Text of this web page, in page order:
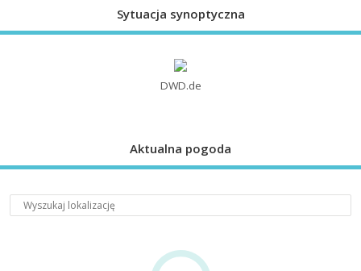
Sytuacja synoptyczna
DWD.de
Aktualna pogoda